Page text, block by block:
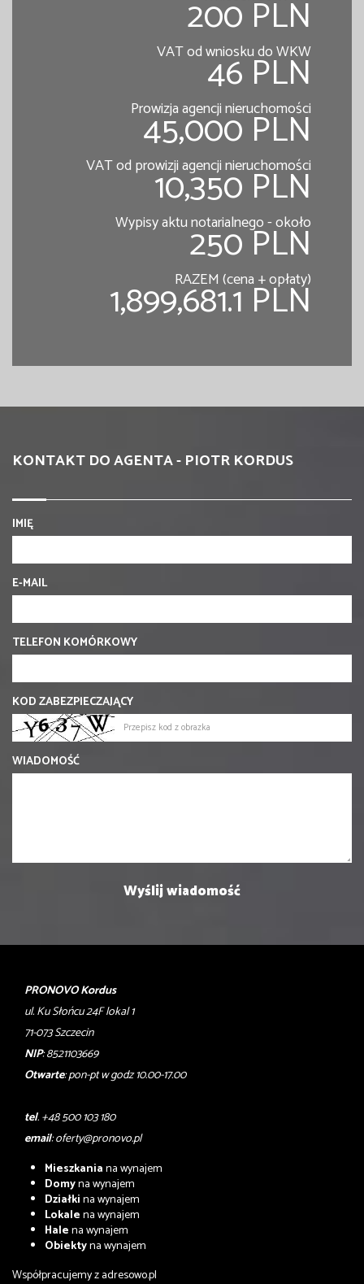
200 PLN
VAT od wniosku do WKW
46 PLN
Prowizja agencji nieruchomości
45,000 PLN
VAT od prowizji agencji nieruchomości
10,350 PLN
Wypisy aktu notarialnego - około
250 PLN
RAZEM (cena + opłaty)
1,899,681.1 PLN
KONTAKT DO AGENTA - PIOTR KORDUS
IMIĘ
E-MAIL
TELEFON KOMÓRKOWY
KOD ZABEZPIECZAJĄCY
WIADOMOŚĆ
PRONOVO Kordus
ul. Ku Słońcu 24F lokal 1
71-073 Szczecin
NIP: 8521103669
Otwarte: pon-pt w godz 10.00-17.00
tel. +48 500 103 180
email:oferty@pronovo.pl
Mieszkaniana wynajem
Domyna wynajem
Działkina wynajem
Lokalena wynajem
Halena wynajem
Obiektyna wynajem
Współpracujemy zadresowo.pl